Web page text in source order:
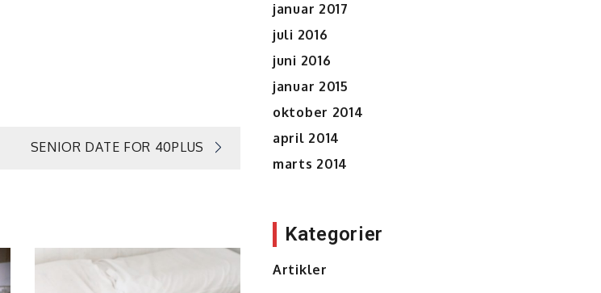
SENIOR DATE FOR 40PLUS
januar 2017
juli 2016
juni 2016
januar 2015
oktober 2014
april 2014
marts 2014
Kategorier
Artikler